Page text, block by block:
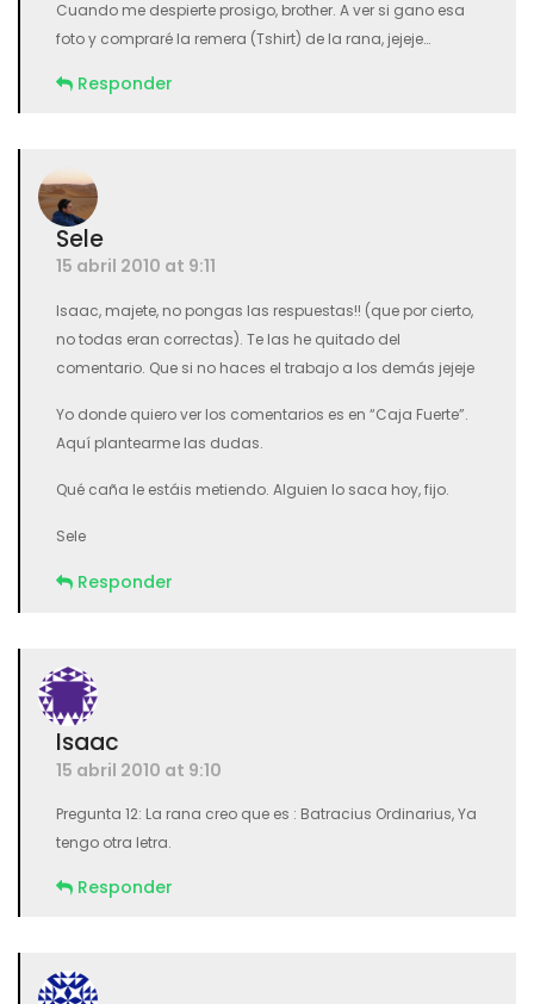
Cuando me despierte prosigo, brother. A ver si gano esa
foto y compraré la remera (Tshirt) de la rana, jejeje…
Responder
Sele
15 abril 2010 at 9:11
Isaac, majete, no pongas las respuestas!! (que por cierto,
no todas eran correctas). Te las he quitado del
comentario. Que si no haces el trabajo a los demás jejeje
Yo donde quiero ver los comentarios es en “Caja Fuerte”.
Aquí plantearme las dudas.
Qué caña le estáis metiendo. Alguien lo saca hoy, fijo.
Sele
Responder
Isaac
15 abril 2010 at 9:10
Pregunta 12: La rana creo que es : Batracius Ordinarius, Ya
tengo otra letra.
Responder